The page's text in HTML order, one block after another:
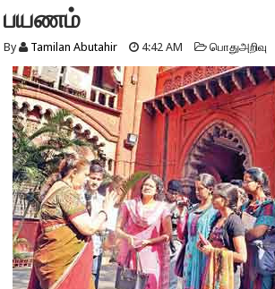
பயணம்
By Tamilan Abutahir 4:42 AM பொதுஅறிவு